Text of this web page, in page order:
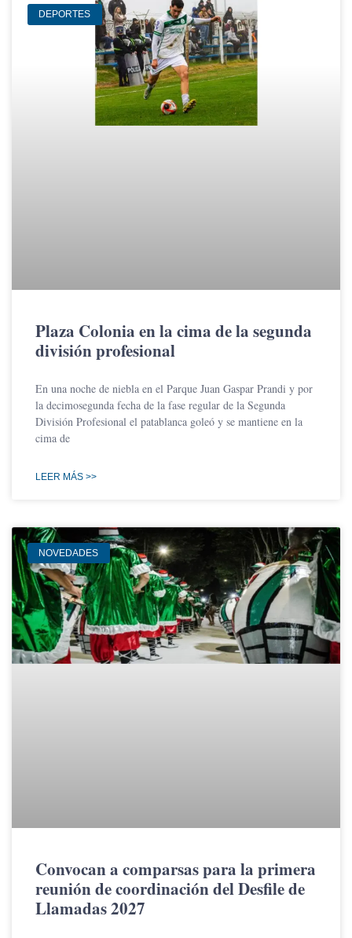
DEPORTES
Plaza Colonia en la cima de la segunda
división profesional
En una noche de niebla en el Parque Juan Gaspar Prandi y por
la decimosegunda fecha de la fase regular de la Segunda
División Profesional el patablanca goleó y se mantiene en la
cima de
LEER MÁS >>
NOVEDADES
Convocan a comparsas para la primera
reunión de coordinación del Desfile de
Llamadas 2027